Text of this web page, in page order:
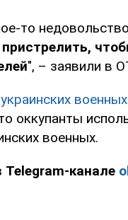
то
пристрелить,
", – заявили в
оккупанты
военных.
канале